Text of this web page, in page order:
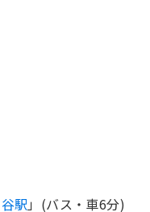
駅」(バス・車6分)